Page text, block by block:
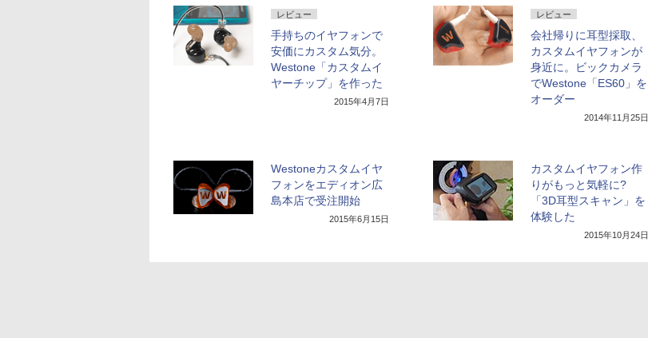
レビュー
手持ちのイヤフォンで
安価にカスタム気分。
Westone「カスタムイ
ヤーチップ」を作った
2015年4月7日
レビュー
会社帰りに耳型採取、
カスタムイヤフォンが
身近に。ビックカメラ
でWestone「ES60」を
オーダー
2014年11月25日
Westoneカスタムイヤ
フォンをエディオン広
島本店で受注開始
2015年6月15日
カスタムイヤフォン作
りがもっと気軽に?
「3D耳型スキャン」を
体験した
2015年10月24日